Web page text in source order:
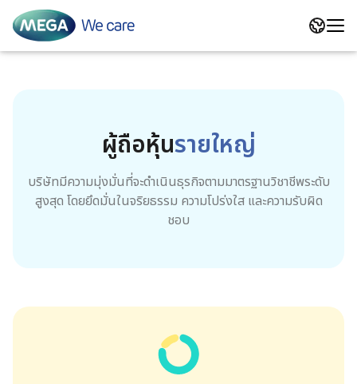
Maxcal
Our Journey
ข้อมูลบริษัท
สถิติการดำเนินงานที่สำคัญ
สารจากประธานเจ้าหน้าที่บริหาร
ผู้ถือหุ้นรายใหญ่
บริษัทมีความมุ่งมั่นที่จะดำเนินธุรกิจตามมาตรฐานวิชาชีพระดับ
สูงสุด โดยยึดมั่นในจริยธรรม ความโปร่งใส และความรับผิด
ชอบ